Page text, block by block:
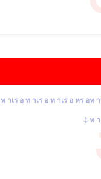
ท าเร อ ท าเร อ ท าเร อ หร อท า
ท า